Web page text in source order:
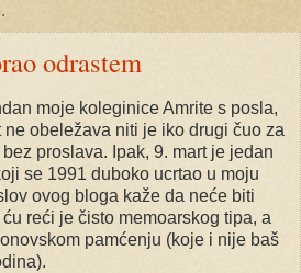
odrastem
moje koleginice Amrite s posla,
ne obeležava niti je iko drugi čuo za
proslava. Ipak, 9. mart je jedan
se 1991 duboko ucrtao u moju
ovog bloga kaže da neće biti
reći je čisto memoarskog tipa, a
pamćenju (koje i nije baš